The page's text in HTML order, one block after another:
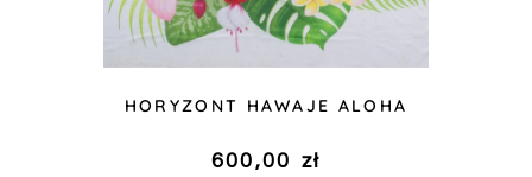
HORYZONT HAWAJE ALOHA
600,00 zł